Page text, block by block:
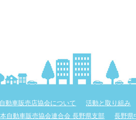
動車販売店協会について
活動と取り組み
本自動車販売協会連合会 長野県支部 長野県